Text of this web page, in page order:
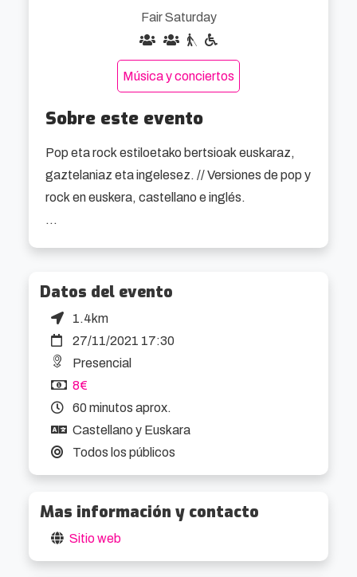
Fair Saturday
Música y conciertos
Sobre este evento
Pop eta rock estiloetako bertsioak euskaraz,
gaztelaniaz eta ingelesez. // Versiones de pop y
rock en euskera, castellano e inglés.
Datos del evento
1.4km
27/11/2021 17:30
Presencial
8€
60 minutos aprox.
Castellano y Euskara
Todos los públicos
Mas información y contacto
Sitio web